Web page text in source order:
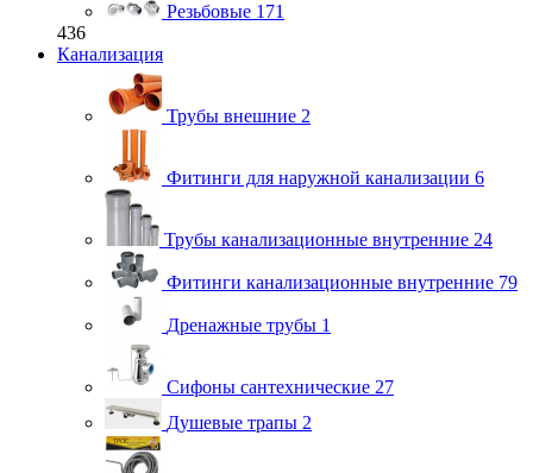
Резьбовые 171
436
Канализация
Трубы внешние 2
Фитинги для наружной канализации 6
Трубы канализационные внутренние 24
Фитинги канализационные внутренние 79
Дренажные трубы 1
Сифоны сантехнические 27
Душевые трапы 2